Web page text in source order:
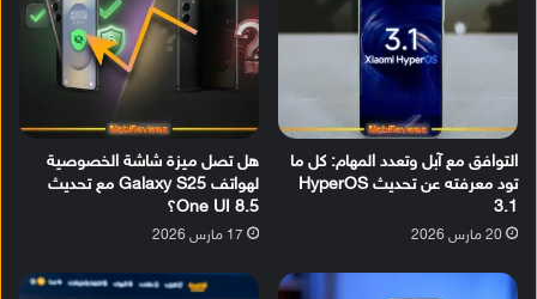
التوافق مع آبل وتعدد المهام: كل ما
تود معرفته عن تحديث HyperOS
3.1
20 مارس 2026
هل تصل ميزة شاشة الخصوصية
لهواتف Galaxy S25 مع تحديث
One UI 8.5؟
17 مارس 2026